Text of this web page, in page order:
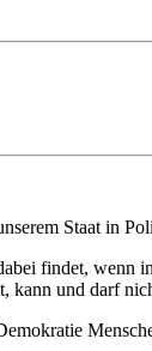
Staat in
findet, wenn
kann und darf